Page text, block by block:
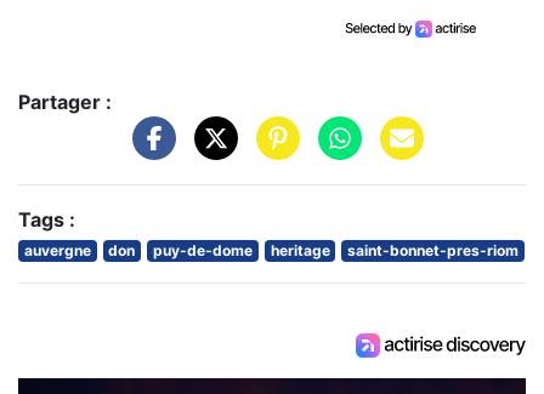
Partager :
Tags :
auvergne don puy-de-dome heritage saint-bonnet-pres-riom